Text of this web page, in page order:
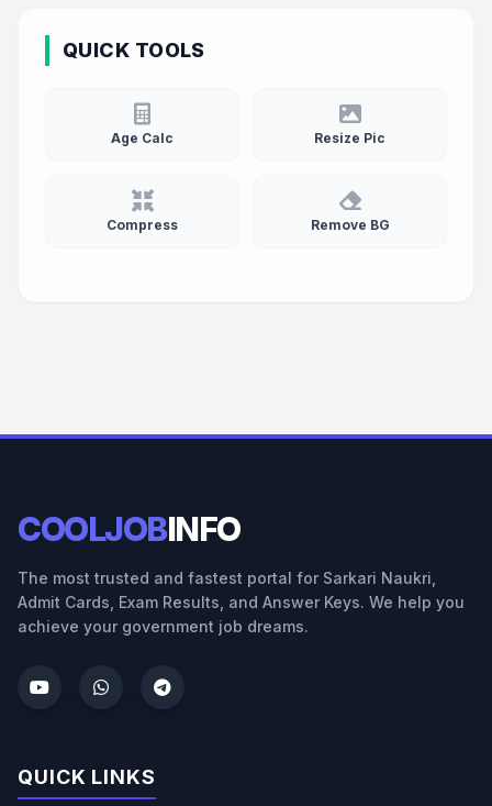
QUICK TOOLS
Age Calc Resize Pic
Compress Remove BG
COOLJOBINFO
The most trusted and fastest portal for Sarkari Naukri,
Admit Cards, Exam Results, and Answer Keys. We help you
achieve your government job dreams.
QUICK LINKS